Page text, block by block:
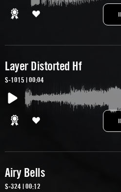
Layer Distorted Hf
S-1015 | 00:04
Airy Bells
S-324 | 00:12